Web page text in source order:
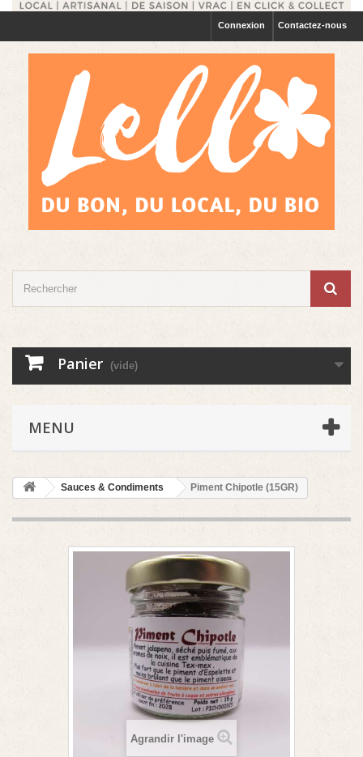
Contactez-nous
Connexion
Panier (vide)
MENU
Sauces & Condiments Piment Chipotle (15GR)
Agrandir l'image